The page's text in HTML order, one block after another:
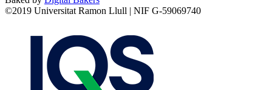
©2019 Universitat Ramon Llull | NIF G-59069740